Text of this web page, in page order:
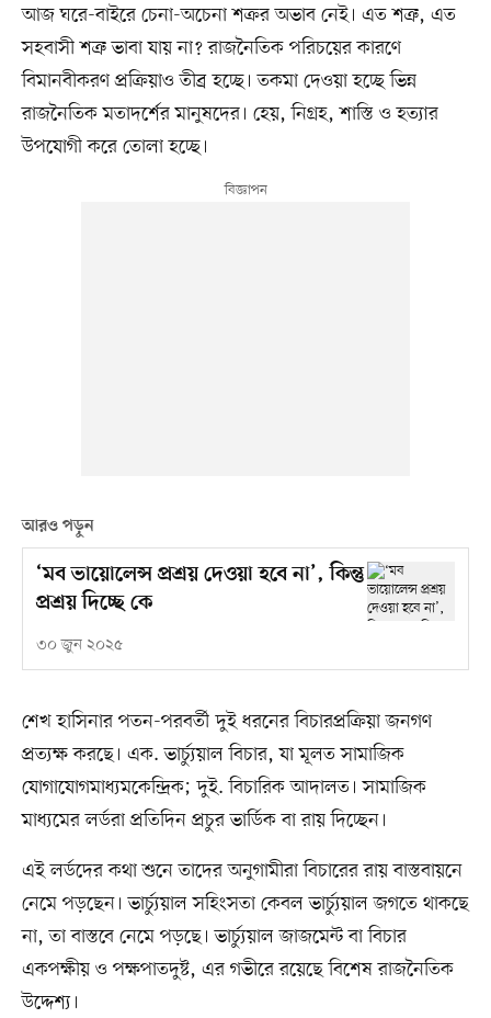
আজ ঘরে-বাইরে চেনা-অচেনা শক্রর অভাব নেই। এত শত্রু, এত
সহবাসী শত্রু ভাবা যায় না? রাজনৈতিক পরিচয়ের কারণে
বিমানবীকরণ প্রক্রিয়াও তীব্র হচ্ছে। তকমা দেওয়া হচ্ছে ভিন্ন
রাজনৈতিক মতাদর্শের মানুষদের। হেয়, নিগ্রহ, শাস্তি ও হত্যার
উপযোগী করে তোলা হচ্ছে।
আরও পড়ুন
‘মব ভায়োলেন্স প্রশ্রয় দেওয়া হবে না’, কিন্তু
প্রশ্রয় দিচ্ছে কে
৩০ জুন ২০২৫
শেখ হাসিনার পতন-পরবর্তী দুই ধরনের বিচারপ্রক্রিয়া জনগণ
প্রত্যক্ষ করছে। এক. ভার্চ্যুয়াল বিচার, যা মূলত সামাজিক
যোগাযোগমাধ্যমকেন্দ্রিক; দুই. বিচারিক আদালত। সামাজিক
মাধ্যমের লর্ডরা প্রতিদিন প্রচুর ভার্ডিক বা রায় দিচ্ছেন।
এই লর্ডদের কথা শুনে তাদের অনুগামীরা বিচারের রায় বাস্তবায়নে
নেমে পড়ছেন। ভার্চ্যুয়াল সহিংসতা কেবল ভার্চ্যুয়াল জগতে থাকছে
না, তা বাস্তবে নেমে পড়ছে। ভার্চ্যুয়াল জাজমেন্ট বা বিচার
একপক্ষীয় ও পক্ষপাতদুষ্ট, এর গভীরে রয়েছে বিশেষ রাজনৈতিক
উদ্দেশ্য।